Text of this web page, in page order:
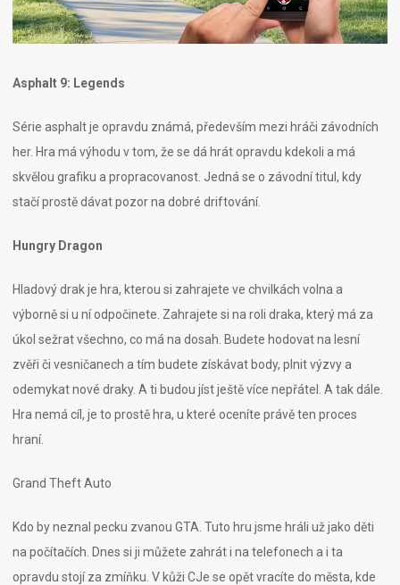
Asphalt 9: Legends
Série asphalt je opravdu známá, především mezi hráči závodních
her. Hra má výhodu v tom, že se dá hrát opravdu kdekoli a má
skvělou grafiku a propracovanost. Jedná se o závodní titul, kdy
stačí prostě dávat pozor na dobré driftování.
Hungry Dragon
Hladový drak je hra, kterou si zahrajete ve chvilkách volna a
výborně si u ní odpočinete. Zahrajete si na roli draka, který má za
úkol sežrat všechno, co má na dosah. Budete hodovat na lesní
zvěři či vesničanech a tím budete získávat body, plnit výzvy a
odemykat nové draky. A ti budou jíst ještě více nepřátel. A tak dále.
Hra nemá cíl, je to prostě hra, u které oceníte právě ten proces
hraní.
Grand Theft Auto
Kdo by neznal pecku zvanou GTA. Tuto hru jsme hráli už jako děti
na počítačích. Dnes si ji můžete zahrát i na telefonech a i ta
opravdu stojí za zmíňku. V kůži CJe se opět vracíte do města, kde